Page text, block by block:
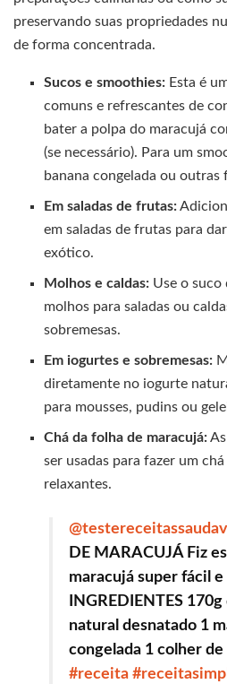
preservando suas propriedades
de forma concentrada.
Sucos e smoothies: Esta é
comuns e refrescantes de
bater a polpa do maracujá
(se necessário). Para um
banana congelada ou outras
Em saladas de frutas:
em saladas de frutas para
exótico.
Molhos e caldas: Use o suco
molhos para saladas ou
sobremesas.
Em iogurtes e sobremesas:
diretamente no iogurte
para mousses, pudins ou
Chá da folha de maracujá:
ser usadas para fazer um
relaxantes.
DE MARACUJÁ Fiz
maracujá super fácil e
INGREDIENTES
natural desnatado 1
congelada 1 colher de
#receita